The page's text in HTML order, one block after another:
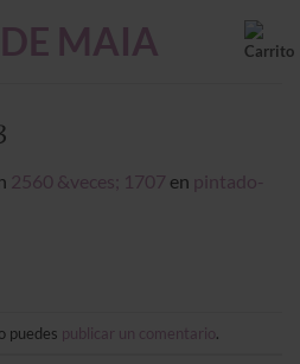
2560 &veces; 1707 en pintado-
puedes publicar un comentario.